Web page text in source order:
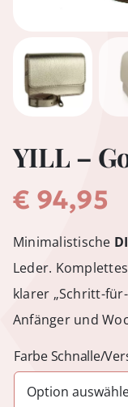
YILL –
€ 94,95
Minimalistische
Leder.
klarer „Schritt-
Anfänger und
Farbe Schnalle/